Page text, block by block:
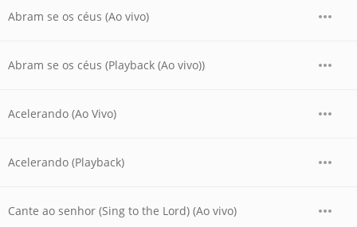
Abram se os céus (Ao vivo)
Abram se os céus (Playback (Ao vivo))
Acelerando (Ao Vivo)
Acelerando (Playback)
Cante ao senhor (Sing to the Lord) (Ao vivo)